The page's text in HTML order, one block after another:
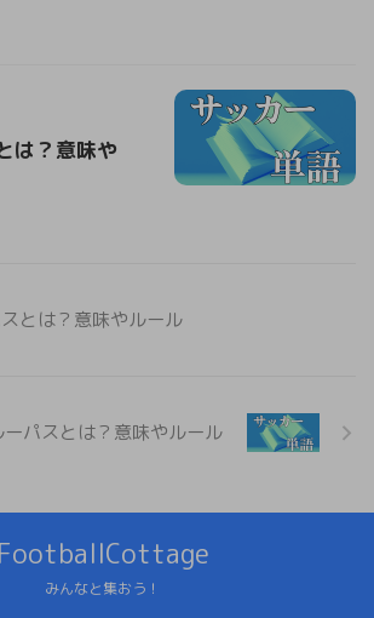
は？意味や
とは？意味やルール
ーパスとは？意味やルール
FootballCottage
みんなと集おう！